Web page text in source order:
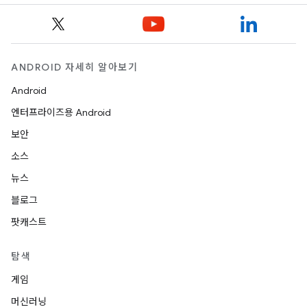
ANDROID 자세히 알아보기
Android
엔터프라이즈용 Android
보안
소스
뉴스
블로그
팟캐스트
탐색
게임
머신러닝